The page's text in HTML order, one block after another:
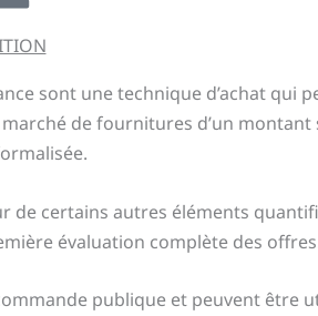
sont une technique d’achat qui
de fournitures d’un montant
de certains autres éléments
évaluation complète des
publique et peuvent être